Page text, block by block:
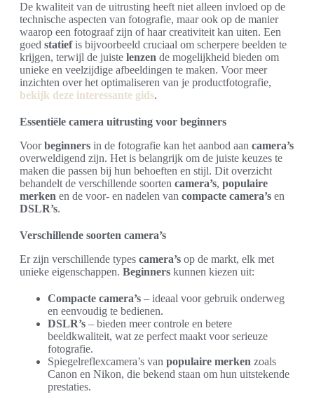
De kwaliteit van de uitrusting heeft niet alleen invloed op de
technische aspecten van fotografie, maar ook op de manier
waarop een fotograaf zijn of haar creativiteit kan uiten. Een
goed statiefis bijvoorbeeld cruciaal om scherpere beelden te
krijgen, terwijl de juiste lenzen de mogelijkheid bieden om
unieke en veelzijdige afbeeldingen te maken. Voor meer
inzichten over het optimaliseren van je productfotografie,
bekijk deze interessante gids.
Essentiële camera uitrusting voor beginners
Voorbeginners in de fotografie kan het aanbod aan camera’s
overweldigend zijn. Het is belangrijk om de juiste keuzes te
maken die passen bij hun behoeften en stijl. Dit overzicht
behandelt de verschillende soorten camera’s, populaire
merken en de voor- en nadelen van compacte camera’s en
DSLR’s.
Verschillende soorten camera’s
Er zijn verschillende types camera’s op de markt, elk met
unieke eigenschappen. Beginners kunnen kiezen uit:
Compacte camera’s – ideaal voor gebruik onderweg
en eenvoudig te bedienen.
DSLR’s – bieden meer controle en betere
beeldkwaliteit, wat ze perfect maakt voor serieuze
fotografie.
Spiegelreflexcamera’s van populaire merken zoals
Canon en Nikon, die bekend staan om hun uitstekende
prestaties.